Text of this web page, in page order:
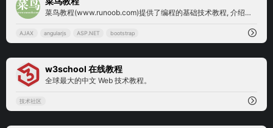
菜鸟教程(www.runoob.com)提供了编程的基础技术教程, 介绍了HTML、CSS、Javascript、Python，Java，Ruby，C，PHP , MySQL等各种编程语言的基础知识。 同时本站中也提供了大量的在线实例，通过实例，您可以更好的学习编程。..
AJAX angularjs ASP.NET bootstrap
w3school 在线教程
全球最大的中文 Web 技术教程。
技术社区